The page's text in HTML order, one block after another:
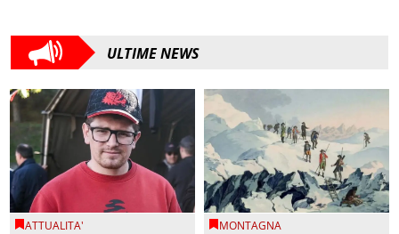
ULTIME NEWS
ATTUALITA' MONTAGNA